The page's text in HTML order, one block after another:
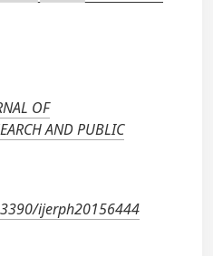
OF
AND PUBLIC
ijerph20156444